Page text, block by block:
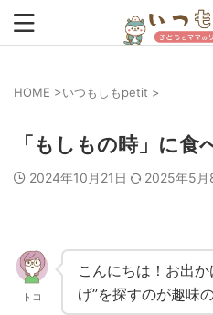
0次の備え 1次の備え
アプリ インタビュー
ローリングストック 主食
停電 備蓄 収納
HOME >いつもしもpetit >
「もしもの時」に
2024年10月21日 2025年5月
トコ
こんにちは！お出
げ”を探すのが趣味